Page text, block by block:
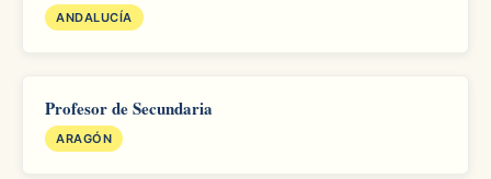
ANDALUCÍA
Profesor de Secundaria
ARAGÓN